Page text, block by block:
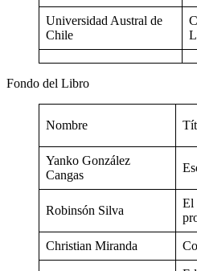
Universidad Austral de
Chile
Fondo del Libro
Nombre
Yanko González
Cangas
Robinsón Silva
El
Christian Miranda